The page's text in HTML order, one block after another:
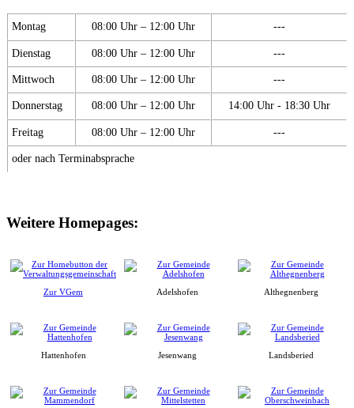
Montag 08:00 Uhr – 12:00 Uhr ---
Dienstag 08:00 Uhr – 12:00 Uhr ---
Mittwoch 08:00 Uhr – 12:00 Uhr ---
Donnerstag 08:00 Uhr – 12:00 Uhr 14:00 Uhr - 18:30 Uhr
Freitag 08:00 Uhr – 12:00 Uhr ---
oder nach Terminabsprache
Weitere Homepages:
Zur VGem Adelshofen Althegnenberg
Hattenhofen Jesenwang Landsberied